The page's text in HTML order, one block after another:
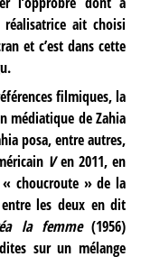
ait choisi
et c’est dans cette
filmiques, la
médiatique de Zahia
posa, entre autres,
Ven 2011, en
choucroute » de la
les deux en dit
la femme(1956)
sur un mélange